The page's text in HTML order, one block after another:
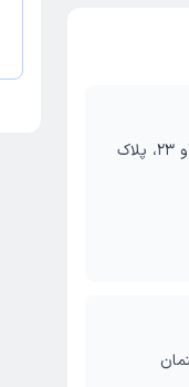
مشهد، احمد آباد، بعثت 4، بین طالقانی 21و 23، پلاک
و 52، ساختمان